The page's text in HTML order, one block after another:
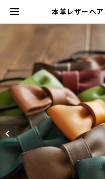
本革レザーヘ
革製品専門店～
ク